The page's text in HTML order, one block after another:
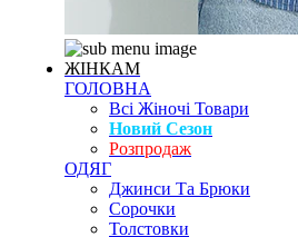
ЖІНКАМ
ГОЛОВНА
Всі Жіночі Товари
Новий Сезон
Розпродаж
ОДЯГ
Джинси Та Брюки
Сорочки
Толстовки